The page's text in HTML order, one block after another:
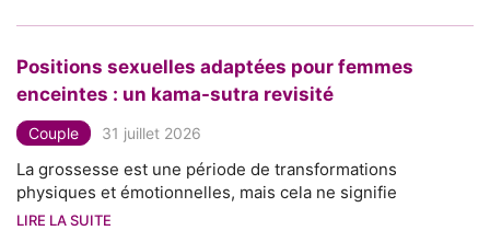
Positions sexuelles adaptées pour femmes
enceintes : un kama-sutra revisité
Couple 31 juillet 2026
La grossesse est une période de transformations
physiques et émotionnelles, mais cela ne signifie
LIRE LA SUITE